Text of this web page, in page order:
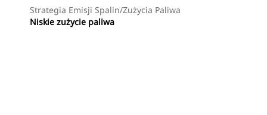
Strategia Emisji Spalin/zużycia Paliwa
Niskie zużycie paliwa